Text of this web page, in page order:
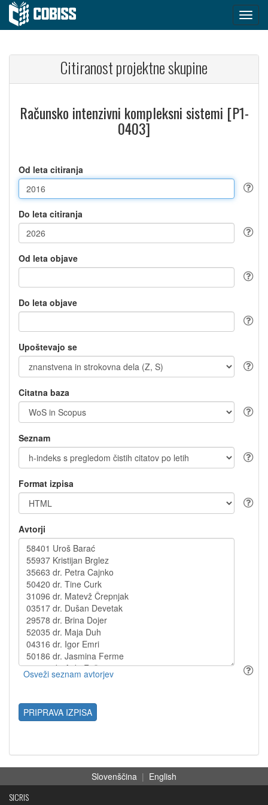
Citiranost projektne skupine
Računsko intenzivni kompleksni sistemi [P1-
0403]
Od leta citiranja
Do leta citiranja
Od leta objave
Do leta objave
Upoštevajo se
Citatna baza
Seznam
Format izpisa
Avtorji
PRIPRAVA IZPISA
Slovenščina | English
SICRIS